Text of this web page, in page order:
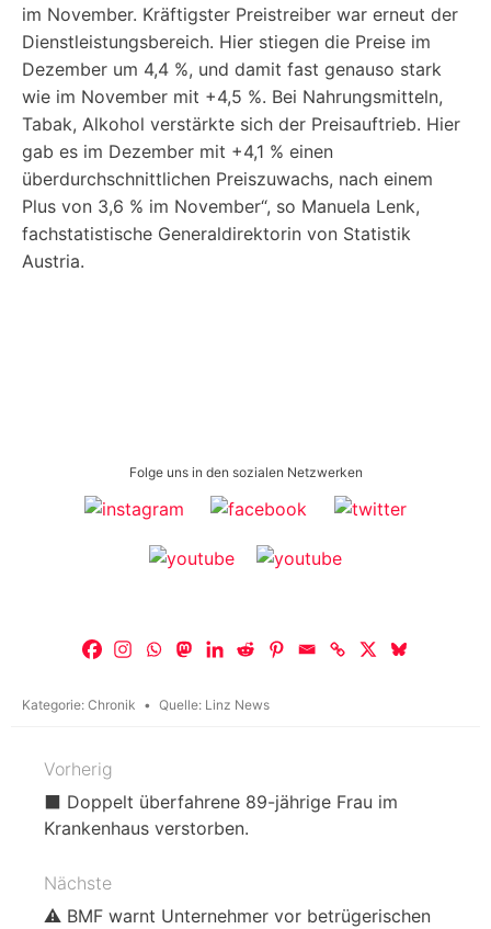
im November. Kräftigster Preistreiber war erneut der
Dienstleistungsbereich. Hier stiegen die Preise im
Dezember um 4,4 %, und damit fast genauso stark
wie im November mit +4,5 %. Bei Nahrungsmitteln,
Tabak, Alkohol verstärkte sich der Preisauftrieb. Hier
gab es im Dezember mit +4,1 % einen
überdurchschnittlichen Preiszuwachs, nach einem
Plus von 3,6 % im November“, so Manuela Lenk,
fachstatistische Generaldirektorin von Statistik
Austria.
Folge uns in den sozialen Netzwerken
Kategorie: Chronik Quelle: Linz News
Beitragsnavigation
Vorherig
⬛ Doppelt überfahrene 89-jährige Frau im
Krankenhaus verstorben.
Nächste
⚠️ BMF warnt Unternehmer vor betrügerischen